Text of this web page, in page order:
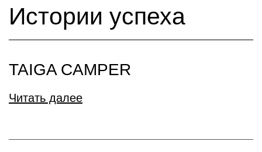
Истории успеха
TAIGA CAMPER
Читать далее